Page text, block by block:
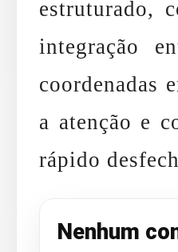
estruturado,
integração
coordenadas
a atenção e
rápido
Nenhum